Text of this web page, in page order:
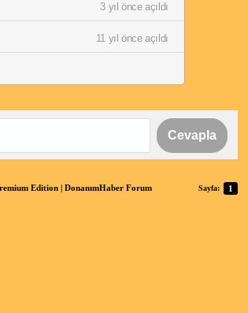
3 yıl önce açıldı
11 yıl önce açıldı
Cevapla
Sayfa: 1
Edition | DonanımHaber Forum